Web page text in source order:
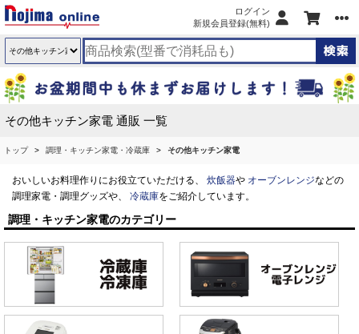
ログイン
新規会員登録(無料)
その他キッチン家電 通販 一覧
トップ 調理・キッチン家電・冷蔵庫 その他キッチン家電
おいしいお料理作りにお役立ていただける、 炊飯器や オーブンレンジなどの
調理家電・調理グッズや、 冷蔵庫をご紹介しています。
調理・キッチン家電のカテゴリー